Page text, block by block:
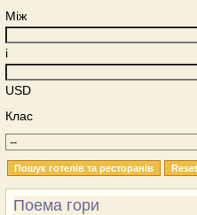
Між
і
USD
Клас
Поема гори